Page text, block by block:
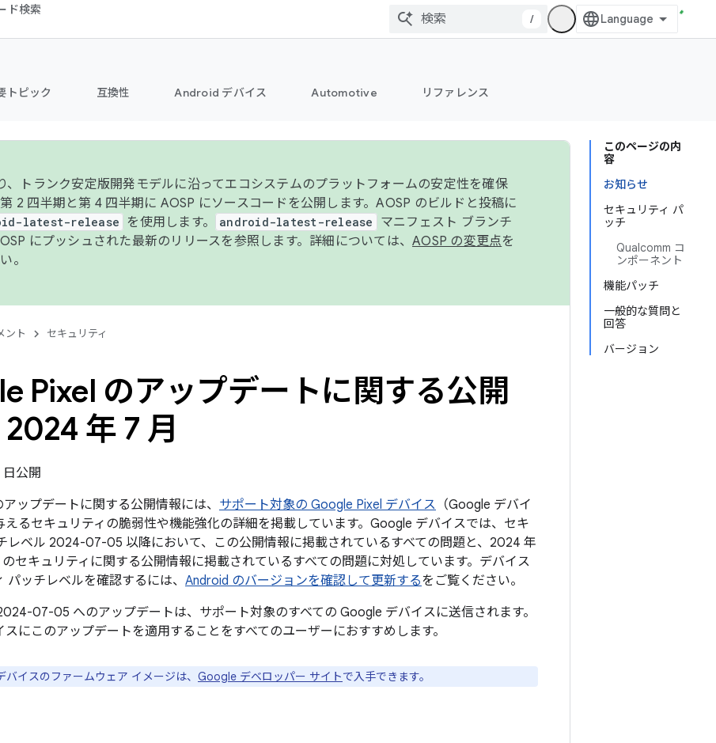
ド検索
/
トピック 互換性 Android デバイス Automotive リファレンス
このページの内
容
お知らせ
セキュリティ パ
ッチ
Qualcomm コ
ンポーネント
機能パッチ
一般的な質問と
回答
バージョン
、トランク安定版開発モデルに沿ってエコシステムのプラットフォームの安定性を確保
2 四半期と第 4 四半期に AOSP にソースコードを公開します。AOSP のビルドと投稿に
latest-release を使用します。 android-latest-release
マニフェスト ブランチ
にプッシュされた最新のリリースを参照します。詳細については、 AOSP の変更点を
。
ント セキュリティ
Pixel のアップデートに関する公開
年 7 月
公開
ップデートに関する公開情報には、 サポート対象の Google Pixel デバイス （Google デバイ
えるセキュリティの脆弱性や機能強化の詳細を掲載しています。Google デバイスでは、セキ
レベル 2024-07-05 以降において、この公開情報に掲載されているすべての問題と、2024 年
セキュリティに関する公開情報に掲載されているすべての問題に対処しています。デバイス
パッチレベルを確認するには、 Android のバージョンを確認して更新するをご覧ください。
07-05 へのアップデートは、サポート対象のすべての Google デバイスに送信されます。
スにこのアップデートを適用することをすべてのユーザーにおすすめします。
イスのファームウェア イメージは、 Google デベロッパー サイトで入手できます。